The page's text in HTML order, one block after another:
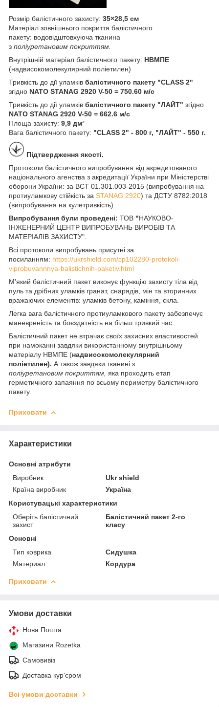
Розмір балістичного захисту: 35×28,5 см
Матеріал зовнішнього покриття балістичного
пакету: водовідштовхуюча тканина
з поліуретановим покриттям.
Внутрішній матеріал балістичного пакету: НВМПЕ
(надвисокомолекулярний поліетилен)
Тривкість до дії уламків балістичного пакету "CLASS 2"
згідно NATO STANAG 2920 V-50 = 750.60 м/с
Тривкість до дії уламків балістичного пакету "ЛАЙТ" згідно
NATO STANAG 2920 V-50 = 662.6 м/с
Площа захисту: 9,9 дм²
Вага балістичного пакету: "CLASS 2" - 800 г, "ЛАЙТ" - 550 г.
Підтвердження якості.
Протоколи балістичного випробування від акредитованого
національного агенства з акредитації України при Міністерстві
оборони України: за ВСТ 01.301.003-2015 (випробування на
протиуламкову стійкість за STANAG 2920) та ДСТУ 8782:2018
(випробування на кулетривкість).
Випробування були проведені: ТОВ "НАУКОВО-
ІНЖЕНЕРНИЙ ЦЕНТР ВИПРОБУВАНЬ ВИРОБІВ ТА
МАТЕРІАЛІВ ЗАХИСТУ".
Всі протоколи випробувань присутні за
посиланням: https://ukrshield.com/cp102280-protokoli-
viprobuvannnya-balistichnih-paketiv.html
М'який балістичний пакет виконує функцію захисту тіла від
пуль та дрібних уламків гранат, снарядів, мін та вторинних
вражаючих елементів: уламків бетону, каміння, скла.
Легка вага балістичного протиуламкового пакету забезпечує
маневреність та боєздатність на більш тривкий час.
Балістичний пакет не втрачає своїх захисних властивостей
при намоканні завдяки використанному внутрішньому
матеріалу НВМПЕ (надвисокомолекулярний
поліетилен). А також завдяки тканині з
поліуретановим покриттям, яка проходить етап
герметичного запаяння по всьому периметру балістичного
пакету.
Приховати
Характеристики
Основні атрибути
Виробник
Ukr shield
Країна виробник
Україна
Користувацькі характеристики
Оберіть балістичний
захист
Балістичний пакет 2-го
класу
Основні
Тип коврика
Cидушка
Материал
Кордура
Приховати
Умови доставки
Нова Пошта
Магазини Rozetka
Самовивіз
Доставка кур'єром
Всі умови доставки